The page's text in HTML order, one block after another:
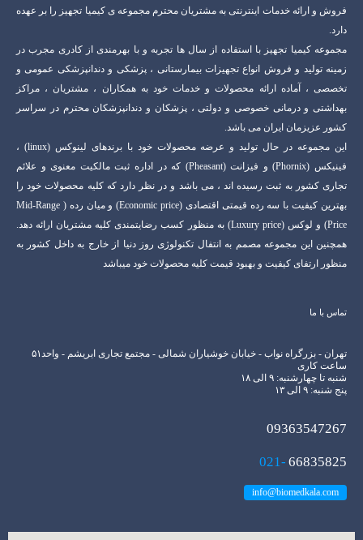
فروش و ارائه خدمات اینترنتی به مشتریان محترم مجموعه ی کیمیا تجهیز را بر عهده
دارد.
مجموعه کیمیا تجهیز با استفاده از سال ها تجربه و با بهرمندی از کادری مجرب در
زمینه تولید و فروش انواع تجهیزات بیمارستانی ، پزشکی و دندانپزشکی عمومی و
تخصصی ، آماده ارائه محصولات و خدمات خود به همکاران ، مشتریان ، مراکز
بهداشتی و درمانی خصوصی و دولتی ، پزشکان و دندانپزشکان محترم در سراسر
کشور عزیزمان ایران می باشد.
این مجموعه در حال تولید و عرضه محصولات خود با برندهای لینوکس (linux) ،
فینیکس (Phornix) و فیزانت (Pheasant) که در اداره ثبت مالکیت معنوی و علائم
تجاری کشور به ثبت رسیده اند ، می باشد و در نظر دارد که کلیه محصولات خود را
بهترین کیفیت با سه رده قیمتی اقتصادی (Economic price) و میان رده ( Mid-Range
Price) و لوکس (Luxury price) به منظور کسب رضایتمندی کلیه مشتریان ارائه دهد.
همچنین این مجموعه مصمم به انتفال تکنولوژی روز دنیا از خارج به داخل کشور به
منظور ارتفای کیفیت و بهبود قیمت کلیه محصولات خود میباشد
تماس با ما
تهران - بزرگراه نواب - خیابان خوشیاران شمالی - مجتمع تجاری ابریشم - واحد۵۱
ساعت کاری
شنبه تا چهارشنبه: ۹ الی ۱۸
پنج شنبه: ۹ الی ۱۳
09363547267
021- 66835825
info@biomedkala.com